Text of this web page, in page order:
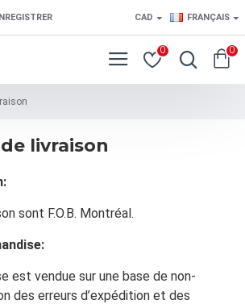
CAD FRANÇAIS
0 0
livraison
sont F.O.B. Montréal.
est vendue sur une base de non-
des erreurs d’expédition et des